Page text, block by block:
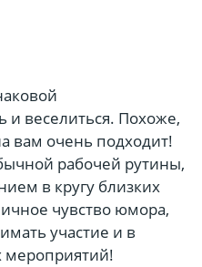
и веселиться. Похоже,
вам очень подходит!
рабочей рутины,
в кругу близких
чувство юмора,
участие и в